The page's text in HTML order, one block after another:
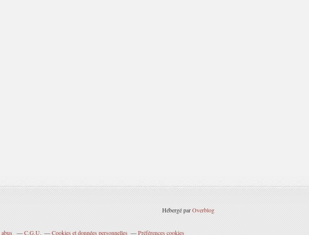
Hébergé parOverblog
C.G.U. Cookies et données personnelles Préférences cookies